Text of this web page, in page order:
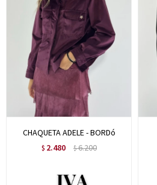
CHAQUETA ADELE - BORDó
$ 2.480 $6.200